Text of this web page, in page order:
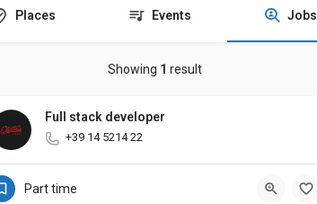
Places Events Jobs
Showing 1 result
Full stack developer
+39 14 5214 22
Part time